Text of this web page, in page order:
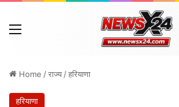
Menu
Home /राज्य /हरियाणा
हरियाणा